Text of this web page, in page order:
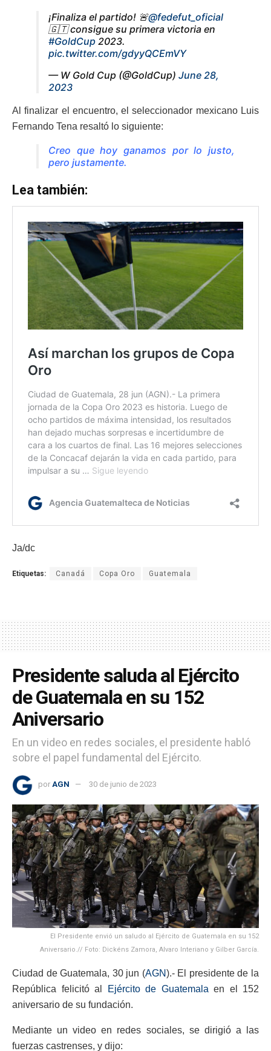
¡Finaliza el partido! 🚨@fedefut_oficial
🇬🇹 consigue su primera victoria en
#GoldCup 2023.
pic.twitter.com/gdyyQCEmVY
— W Gold Cup (@GoldCup) June 28,
2023
Al finalizar el encuentro, el seleccionador mexicano Luis
Fernando Tena resaltó lo siguiente:
Creo que hoy ganamos por lo justo,
pero justamente.
Lea también:
Ja/dc
Etiquetas: Canadá Copa Oro Guatemala
Presidente saluda al Ejército
de Guatemala en su 152
Aniversario
En un video en redes sociales, el presidente habló
sobre el papel fundamental del Ejército.
por AGN 30 de junio de 2023
El Presidente envió un saludo al Ejército de Guatemala en su 152
Aniversario.// Foto: Dickéns Zamora, Alvaro Interiano y Gilber García.
Ciudad de Guatemala, 30 jun (AGN).- El presidente de la
República felicitó al
Ejército de Guatemala en el 152
aniversario de su fundación.
Mediante un video en redes sociales, se dirigió a las
fuerzas castrenses, y dijo: